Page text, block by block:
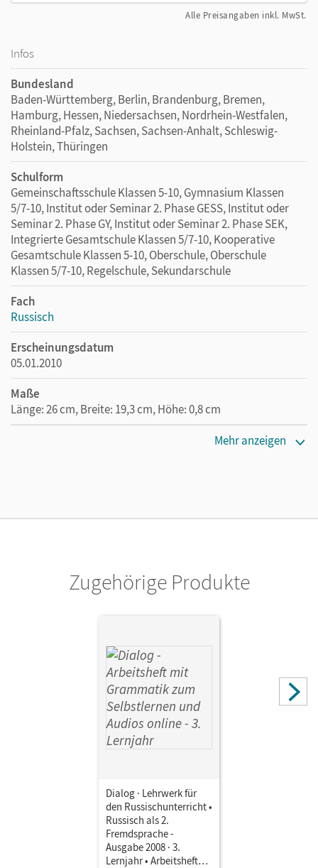
Alle Preisangaben inkl. MwSt.
Infos
Bundesland
Baden-Württemberg, Berlin, Brandenburg, Bremen,
Hamburg, Hessen, Niedersachsen, Nordrhein-Westfalen,
Rheinland-Pfalz, Sachsen, Sachsen-Anhalt, Schleswig-
Holstein, Thüringen
Schulform
Gemeinschaftsschule Klassen 5-10, Gymnasium Klassen
5/7-10, Institut oder Seminar 2. Phase GESS, Institut oder
Seminar 2. Phase GY, Institut oder Seminar 2. Phase SEK,
Integrierte Gesamtschule Klassen 5/7-10, Kooperative
Gesamtschule Klassen 5-10, Oberschule, Oberschule
Klassen 5/7-10, Regelschule, Sekundarschule
Fach
Russisch
Erscheinungsdatum
05.01.2010
Maße
Länge: 26 cm, Breite: 19,3 cm, Höhe: 0,8 cm
Schneider, Martin
Mehr anzeigen
Zugehörige Produkte
Dialog · Lehrwerk für
den Russischunterricht •
Russisch als 2.
Fremdsprache -
Ausgabe 2008 · 3.
Lernjahr • Arbeitsheft